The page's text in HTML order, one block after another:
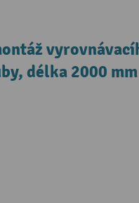
délka 2000 mm